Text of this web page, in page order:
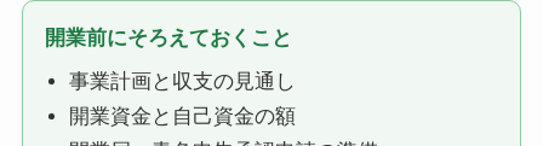
開業前にそろえておくこと
事業計画と収支の見通し
開業資金と自己資金の額